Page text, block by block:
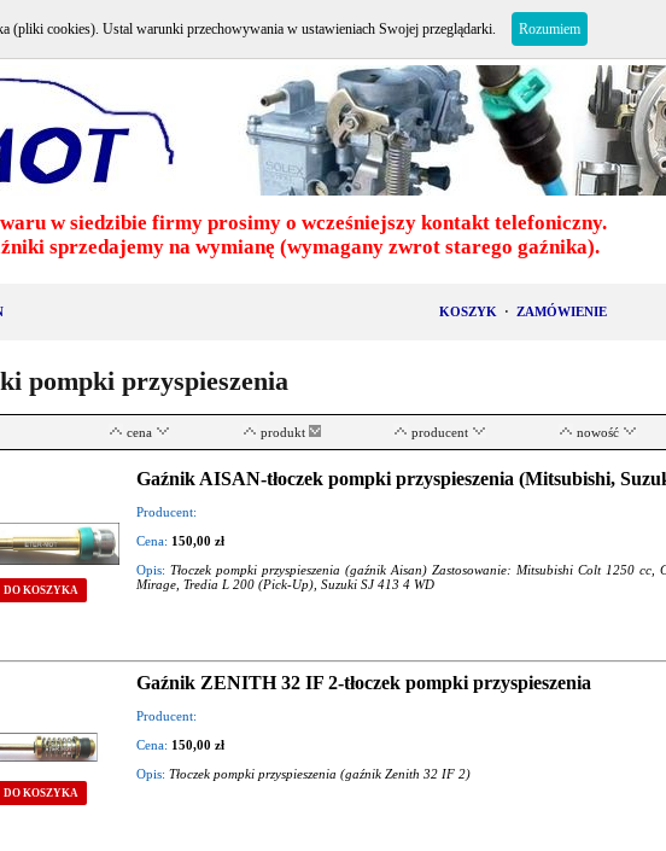
w siedzibie firmy prosimy o wcześniejszy kontakt telefoniczny.
sprzedajemy na wymianę (wymagany zwrot starego gaźnika).
KOSZYK · ZAMÓWIENIE
pompki przyspieszenia
cena produkt producent nowość
DO KOSZYKA
Gaźnik AISAN-tłoczek pompki przyspieszenia (Mitsubishi,
Producent:
Cena: 150,00 zł
Opis: Tłoczek pompki przyspieszenia (gaźnik Aisan) Zastosowanie: Mitsubishi Colt 1250 cc,
Mirage, Tredia L 200 (Pick-Up), Suzuki SJ 413 4 WD
DO KOSZYKA
Gaźnik ZENITH 32 IF 2-tłoczek pompki przyspieszenia
Producent:
Cena: 150,00 zł
Opis: Tłoczek pompki przyspieszenia (gaźnik Zenith 32 IF 2)
(pliki cookies). Ustal warunki przechowywania w ustawieniach Swojej przeglądarki. Rozumiem